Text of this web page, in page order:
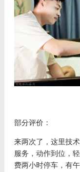
部分评价：
来两次了，这里技
服务，动作到位，
费两小时停车，有